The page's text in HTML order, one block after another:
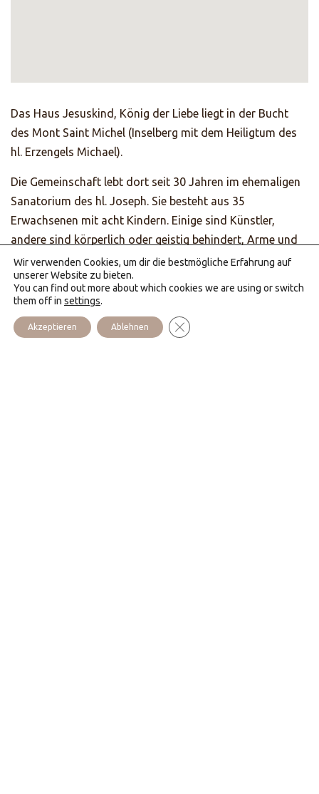
Das Haus Jesuskind, König der Liebe liegt in der Bucht
des Mont Saint Michel (Inselberg mit dem Heiligtum des
hl. Erzengels Michael).
Die Gemeinschaft lebt dort seit 30 Jahren im ehemaligen
Sanatorium des hl. Joseph. Sie besteht aus 35
Erwachsenen mit acht Kindern. Einige sind Künstler,
andere sind körperlich oder geistig behindert, Arme und
Ausgestoßene.
Um ihnen zu helfen, menschlich und geistlich zu wachsen,
gibt es verschiedene Arbeitsbereiche: das Atelier „Lumen
Christi“ zur Gestaltung von Kerzen und kleinen Statuen,
Wir verwenden Cookies, um dir die bestmögliche Erfahrung auf
unserer Website zu bieten.
You can find out more about which cookies we are using or switch
them off in settings.
Akzeptieren Ablehnen GDPR Cookie-Banner schließen